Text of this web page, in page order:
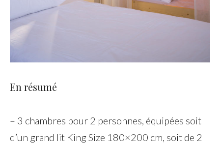
En résumé
– 3 chambres pour 2 personnes, équipées soit
d’un grand lit King Size 180×200 cm, soit de 2